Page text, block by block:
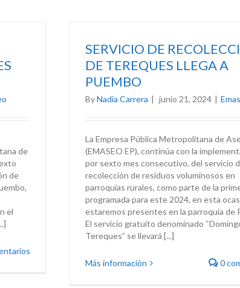
de
de
el
SERVICIO DE
DE TEREQUES LLEGA A
PUEMBO
ByNadia Carrera | junio 21, 2024 |
La Empresa Pública Metropolitana de
(EMASEO EP), continúa con la
por sexto mes consecutivo, del servicio
recolección de residuos voluminosos en
parroquias rurales, como parte de la
programada para este 2024, en esta
estaremos presentes en la parroquia de
El servicio gratuito denominado
Tereques” se llevará [...]
Más información 0